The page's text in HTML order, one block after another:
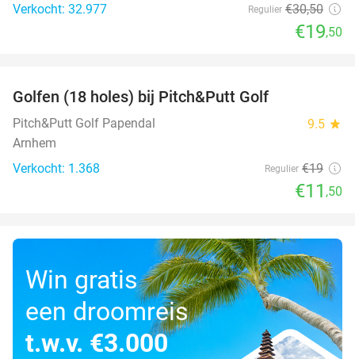
Verkocht: 32.977
Regulier €30,50
€19,50
Golfen (18 holes) bij Pitch&Putt Golf
Pitch&Putt Golf Papendal 9.5 star
Arnhem
Verkocht: 1.368
Regulier €19
€11 ,50
Win gratis
een droomreis
t.w.v. €3.000